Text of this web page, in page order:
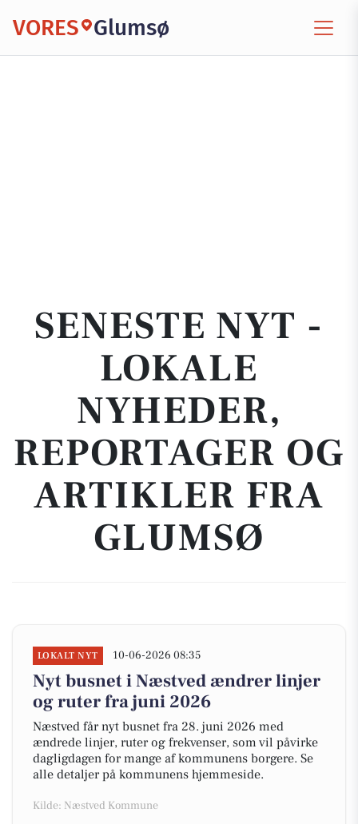
VORES Glumsø
SENESTE NYT -
LOKALE
NYHEDER,
REPORTAGER OG
ARTIKLER FRA
GLUMSØ
LOKALT NYT 10-06-2026 08:35
Nyt busnet i Næstved ændrer linjer
og ruter fra juni 2026
Næstved får nyt busnet fra 28. juni 2026 med
ændrede linjer, ruter og frekvenser, som vil påvirke
dagligdagen for mange af kommunens borgere. Se
alle detaljer på kommunens hjemmeside.
Kilde: Næstved Kommune